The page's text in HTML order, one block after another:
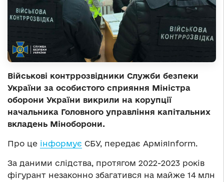
Військові контррозвідники Служби безпеки
України за особистого сприяння Міністра
оборони України викрили на корупції
начальника Головного управління капітальних
вкладень Міноборони.
Про це інформує СБУ, передає АрміяInform.
За даними слідства, протягом 2022-2023 років
фігурант незаконно збагатився на майже 14 млн